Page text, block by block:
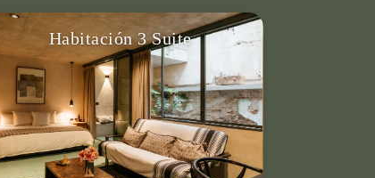
Habitación 3 Suite
Para 4 personas, cama King, 1 sofá
cama, baño privado, terraza privada,
aire acondicionado, smart TV & más.
VER DETALLES